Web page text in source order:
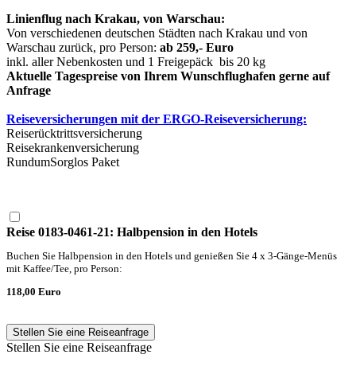
Linienflug nach Krakau, von Warschau:
Von verschiedenen deutschen Städten nach Krakau und von
Warschau zurück, pro Person: ab 259,- Euro
inkl. aller Nebenkosten und 1 Freigepäck bis 20 kg
Aktuelle Tagespreise von Ihrem Wunschflughafen gerne auf
Anfrage
Reiseversicherungen mit der ERGO-Reiseversicherung:
Reiserücktrittsversicherung
Reisekrankenversicherung
RundumSorglos Paket
Reise 0183-0461-21: Halbpension in den Hotels
Buchen Sie Halbpension in den Hotels und genießen Sie 4 x 3-Gänge-Menüs
mit Kaffee/Tee, pro Person:
118,00 Euro
Stellen Sie eine Reiseanfrage
Stellen Sie eine Reiseanfrage